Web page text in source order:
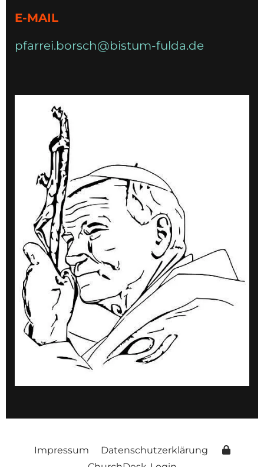
E-MAIL
pfarrei.borsch@bistum-fulda.de
Impressum
Datenschutzerklärung